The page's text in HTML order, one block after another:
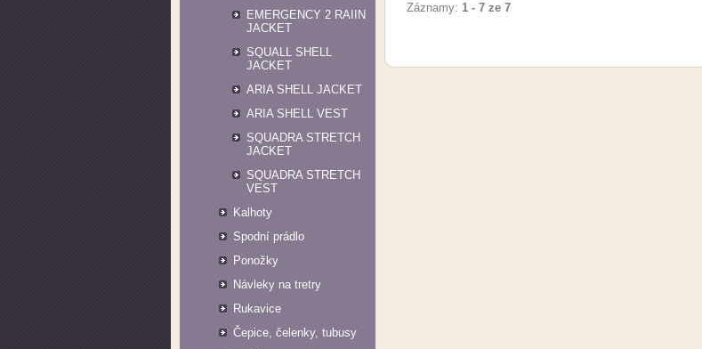
EMERGENCY 2 RAIIN
JACKET
SQUALL SHELL
JACKET
ARIA SHELL JACKET
ARIA SHELL VEST
SQUADRA STRETCH
JACKET
SQUADRA STRETCH
VEST
Kalhoty
Spodní prádlo
Ponožky
Návleky na tretry
Rukavice
Čepice, čelenky, tubusy
Záznamy: 1 - 7 ze 7